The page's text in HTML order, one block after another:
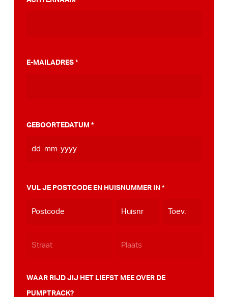
E-MAILADRES *
GEBOORTEDATUM *
MM
JJJJ
VUL JE POSTCODE EN HUISNUMMER IN *
WAAR RIJD JIJ HET LIEFST MEE OVER DE
PUMPTRACK?